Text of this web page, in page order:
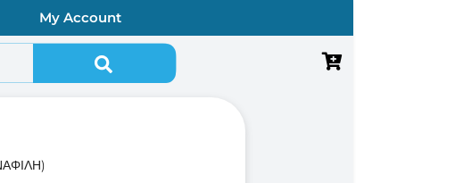
My Account
Αναζήτηση για: